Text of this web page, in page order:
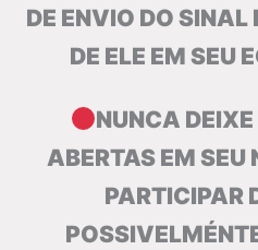
DE ENVIO DO SINAL
DE ELE EM SEU
NUNCA
ABERTAS EM SEU
PARTICIPAR